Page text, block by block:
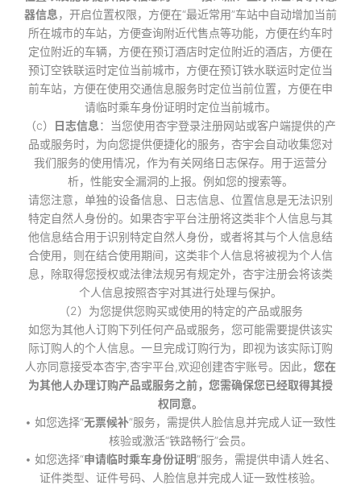
器信息，开启位置权限，方便在“最近常用”车站中自动增加当前
所在城市的车站，方便查询附近代售点等功能，方便在约车时
定位附近的车辆，方便在预订酒店时定位附近的酒店，方便在
预订空铁联运时定位当前城市，方便在预订铁水联运时定位当
前车站，方便在使用交通信息服务时定位当前位置，方便在申
请临时乘车身份证明时定位当前城市。
（c）
日志信息：当您使用杏宇登录注册网站或客户端提供的产
品或服务时，为向您提供便捷化的服务，杏宇会自动收集您对
我们服务的使用情况，作为有关网络日志保存。用于运营分
析，性能安全漏洞的上报。例如您的搜索等。
请您注意，单独的设备信息、日志信息、位置信息是无法识别
特定自然人身份的。如果杏宇平台注册将这类非个人信息与其
他信息结合用于识别特定自然人身份，或者将其与个人信息结
合使用，则在结合使用期间，这类非个人信息将被视为个人信
息，除取得您授权或法律法规另有规定外，杏宇注册会将该类
个人信息按照杏宇对其进行处理与保护。
（2）为您提供您购买或使用的特定的产品或服务
如您为其他人订购下列任何产品或服务，您可能需要提供该实
际订购人的个人信息。一旦完成订购行为，即视为该实际订购
人亦同意接受本杏宇,杏宇平台,欢迎创建杏宇账号。因此， 您在
为其他人办理订购产品或服务之前，您需确保您已经取得其授
权同意。
• 如您选择“无票候补”服务，需提供人脸信息并完成人证一致性
核验或激活“铁路畅行”会员。
• 如您选择“申请临时乘车身份证明”服务，需提供申请人姓名、
证件类型、证件号码、人脸信息并完成人证一致性核验。